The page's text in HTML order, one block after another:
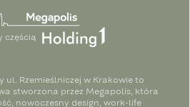
częścią
ul. Rzemieślniczej w Krakowie to
stworzona przez Megapolis, która
nowoczesny design, work-life